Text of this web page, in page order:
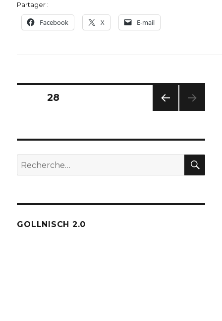
Partager :
Facebook X E-mail
Pagination
publications
ÉDE
NTE
PAGE28
Recherche
pour :
GOLLNISCH 2.0